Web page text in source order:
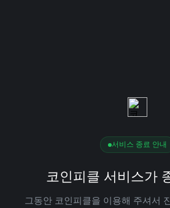
서비스 종료 안내
코인피클 서비스가
그동안 코인피클을 이용해 주셔서